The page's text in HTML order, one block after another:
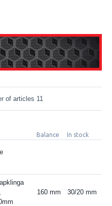
of articles 11
Balance In stock
160 mm 30/20 mm